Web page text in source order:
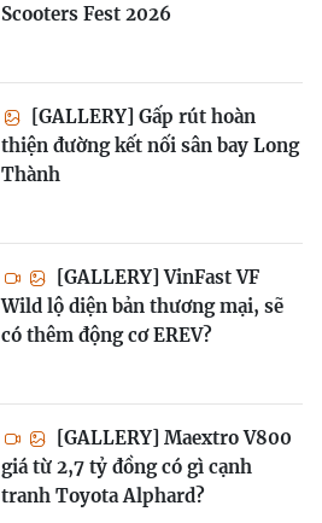
Scooters Fest 2026
[GALLERY] Gấp rút hoàn
thiện đường kết nối sân bay Long
Thành
[GALLERY] VinFast VF
Wild lộ diện bản thương mại, sẽ
có thêm động cơ EREV?
[GALLERY] Maextro V800
giá từ 2,7 tỷ đồng có gì cạnh
tranh Toyota Alphard?